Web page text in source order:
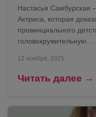
Настасья Самбурская
Актриса, которая
провинциального
головокружительную…
12 ноября, 2025
Читать далее →